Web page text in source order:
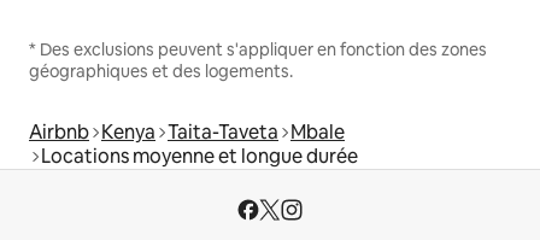
* Des exclusions peuvent s'appliquer en fonction des zones
géographiques et des logements.
Airbnb Kenya Taita-Taveta Mbale
Locations moyenne et longue durée